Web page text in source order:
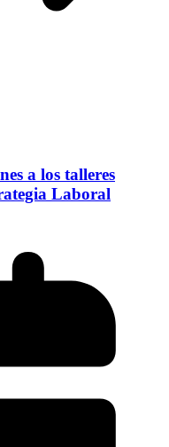
a los talleres
Laboral